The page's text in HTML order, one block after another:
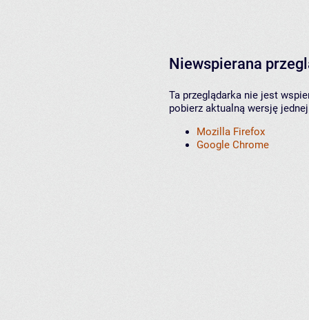
Niewspierana
Ta przeglądarka nie jest
pobierz aktualną wersję
Mozilla Firefox
Google Chrome